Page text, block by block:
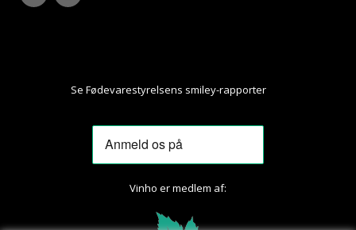
Se Fødevarestyrelsens smiley-rapporterHer
Vinho er medlem af: